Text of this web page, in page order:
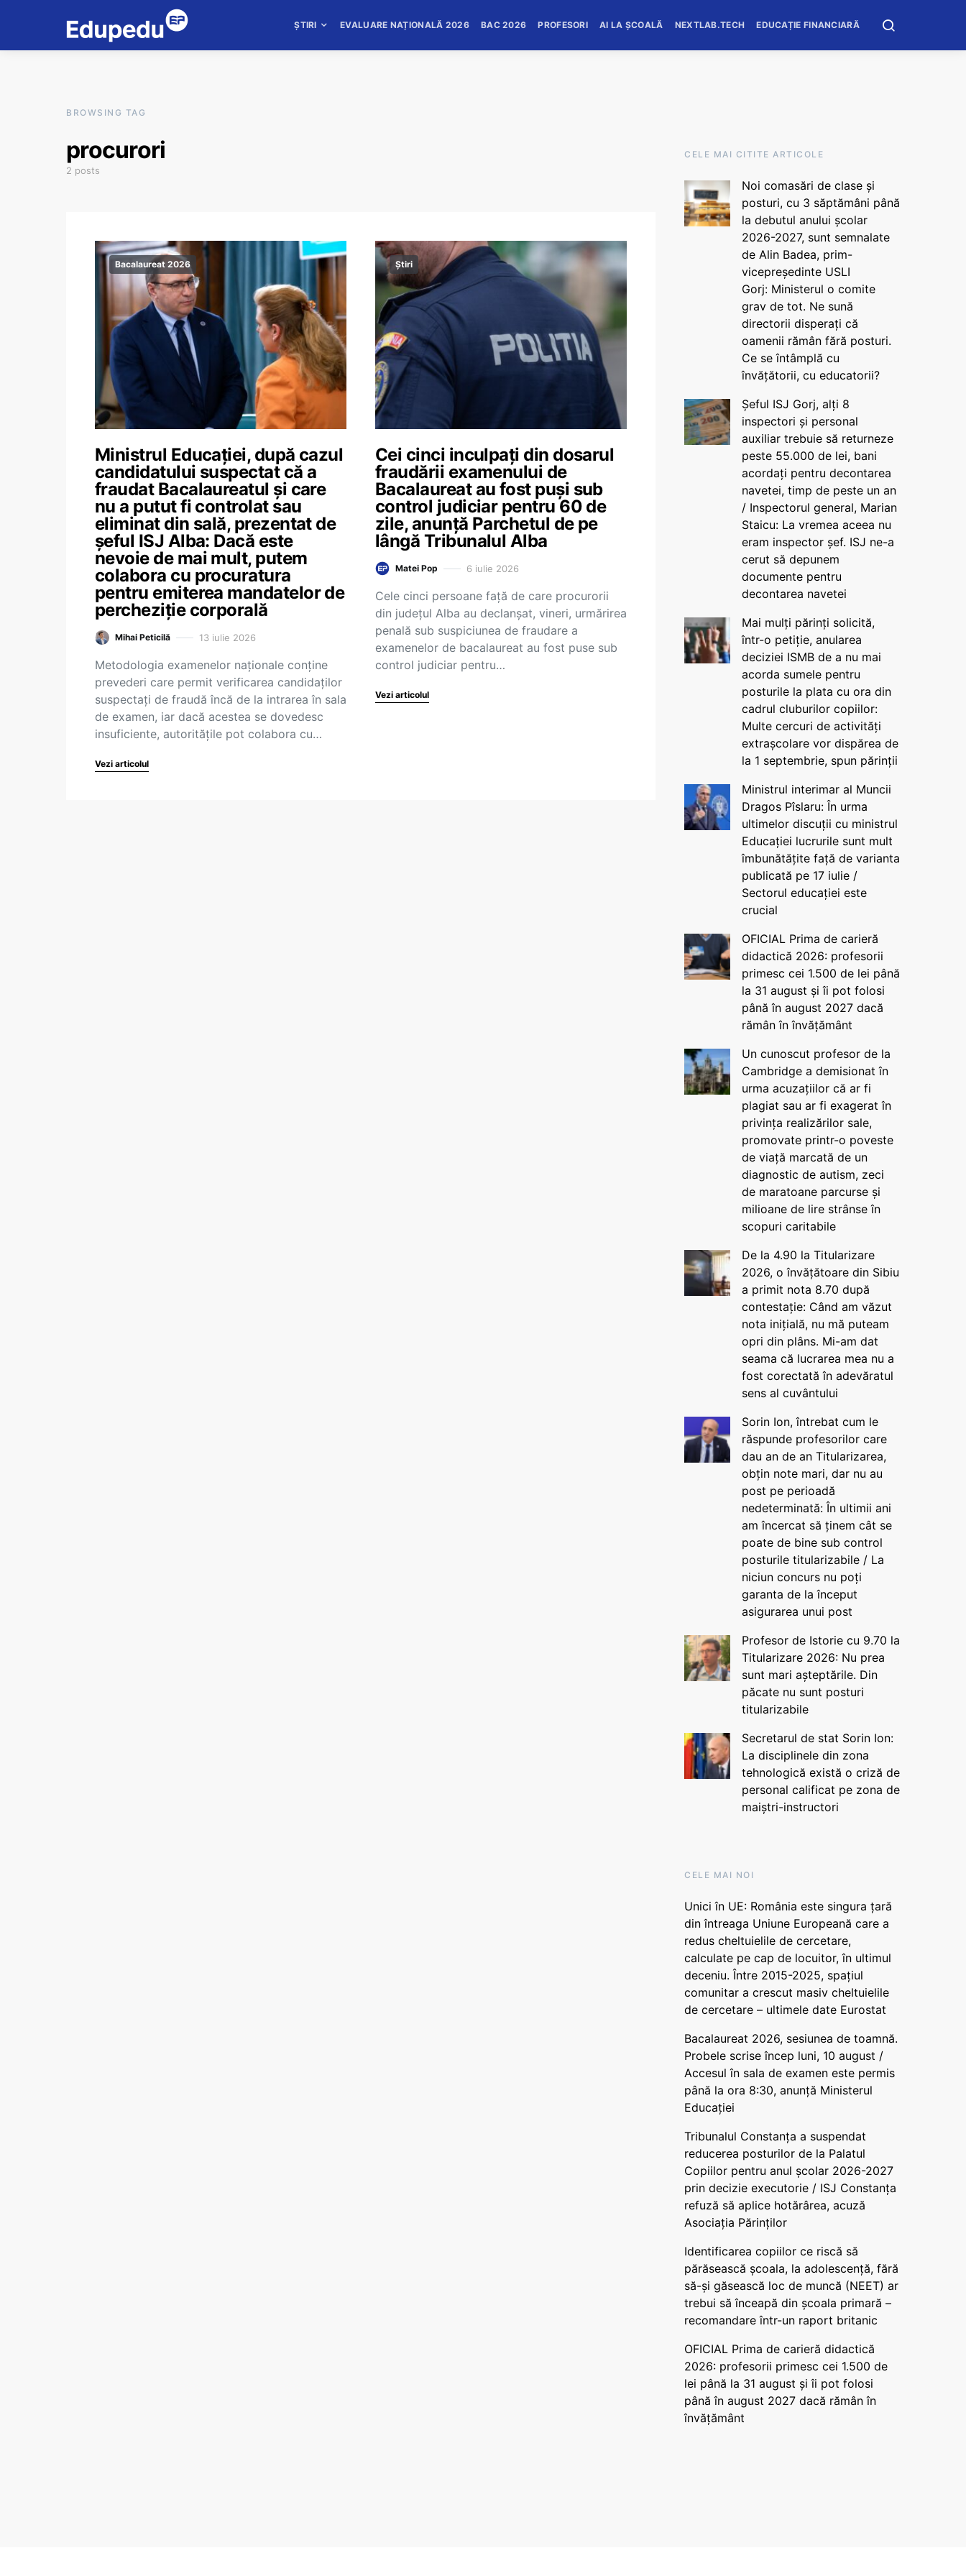
ȘTIRI EVALUARE NAȚIONALĂ 2026 BAC 2026 PROFESORI AI LA ȘCOALĂ NEXTLAB.TECH EDUCAȚIE FINANCIARĂ
BROWSING TAG
procurori
2 posts
Bacalaureat 2026
Ministrul Educației, după cazul
candidatului suspectat că a
fraudat Bacalaureatul și care
nu a putut fi controlat sau
eliminat din sală, prezentat de
șeful ISJ Alba: Dacă este
nevoie de mai mult, putem
colabora cu procuratura
pentru emiterea mandatelor de
percheziție corporală
Mihai Peticilă 13 iulie 2026
Metodologia examenelor naționale conține
prevederi care permit verificarea candidaților
suspectați de fraudă încă de la intrarea în sala
de examen, iar dacă acestea se dovedesc
insuficiente, autoritățile pot colabora cu…
Vezi articolul
Știri
Cei cinci inculpați din dosarul
fraudării examenului de
Bacalaureat au fost puși sub
control judiciar pentru 60 de
zile, anunță Parchetul de pe
lângă Tribunalul Alba
Matei Pop 6 iulie 2026
Cele cinci persoane față de care procurorii
din județul Alba au declanșat, vineri, urmărirea
penală sub suspiciunea de fraudare a
examenelor de bacalaureat au fost puse sub
control judiciar pentru…
Vezi articolul
CELE MAI CITITE ARTICOLE
Noi comasări de clase și
posturi, cu 3 săptămâni până
la debutul anului școlar
2026-2027, sunt semnalate
de Alin Badea, prim-
vicepreședinte USLI
Gorj: Ministerul o comite
grav de tot. Ne sună
directorii disperați că
oamenii rămân fără posturi.
Ce se întâmplă cu
învățătorii, cu educatorii?
Șeful ISJ Gorj, alți 8
inspectori și personal
auxiliar trebuie să returneze
peste 55.000 de lei, bani
acordați pentru decontarea
navetei, timp de peste un an
/ Inspectorul general, Marian
Staicu: La vremea aceea nu
eram inspector șef. ISJ ne-a
cerut să depunem
documente pentru
decontarea navetei
Mai mulți părinți solicită,
într-o petiție, anularea
deciziei ISMB de a nu mai
acorda sumele pentru
posturile la plata cu ora din
cadrul cluburilor copiilor:
Multe cercuri de activități
extrașcolare vor dispărea de
la 1 septembrie, spun părinții
Ministrul interimar al Muncii
Dragos Pîslaru: În urma
ultimelor discuții cu ministrul
Educației lucrurile sunt mult
îmbunătățite față de varianta
publicată pe 17 iulie /
Sectorul educației este
crucial
OFICIAL Prima de carieră
didactică 2026: profesorii
primesc cei 1.500 de lei până
la 31 august și îi pot folosi
până în august 2027 dacă
rămân în învățământ
Un cunoscut profesor de la
Cambridge a demisionat în
urma acuzațiilor că ar fi
plagiat sau ar fi exagerat în
privința realizărilor sale,
promovate printr-o poveste
de viață marcată de un
diagnostic de autism, zeci
de maratoane parcurse și
milioane de lire strânse în
scopuri caritabile
De la 4.90 la Titularizare
2026, o învățătoare din Sibiu
a primit nota 8.70 după
contestație: Când am văzut
nota inițială, nu mă puteam
opri din plâns. Mi-am dat
seama că lucrarea mea nu a
fost corectată în adevăratul
sens al cuvântului
Sorin Ion, întrebat cum le
răspunde profesorilor care
dau an de an Titularizarea,
obțin note mari, dar nu au
post pe perioadă
nedeterminată: În ultimii ani
am încercat să ținem cât se
poate de bine sub control
posturile titularizabile / La
niciun concurs nu poți
garanta de la început
asigurarea unui post
Profesor de Istorie cu 9.70 la
Titularizare 2026: Nu prea
sunt mari așteptările. Din
păcate nu sunt posturi
titularizabile
Secretarul de stat Sorin Ion:
La disciplinele din zona
tehnologică există o criză de
personal calificat pe zona de
maiștri-instructori
CELE MAI NOI
Unici în UE: România este singura țară
din întreaga Uniune Europeană care a
redus cheltuielile de cercetare,
calculate pe cap de locuitor, în ultimul
deceniu. Între 2015-2025, spațiul
comunitar a crescut masiv cheltuielile
de cercetare – ultimele date Eurostat
Bacalaureat 2026, sesiunea de toamnă.
Probele scrise încep luni, 10 august /
Accesul în sala de examen este permis
până la ora 8:30, anunță Ministerul
Educației
Tribunalul Constanța a suspendat
reducerea posturilor de la Palatul
Copiilor pentru anul școlar 2026-2027
prin decizie executorie / ISJ Constanța
refuză să aplice hotărârea, acuză
Asociația Părinților
Identificarea copiilor ce riscă să
părăsească școala, la adolescență, fără
să-și găsească loc de muncă (NEET) ar
trebui să înceapă din școala primară –
recomandare într-un raport britanic
OFICIAL Prima de carieră didactică
2026: profesorii primesc cei 1.500 de
lei până la 31 august și îi pot folosi
până în august 2027 dacă rămân în
învățământ